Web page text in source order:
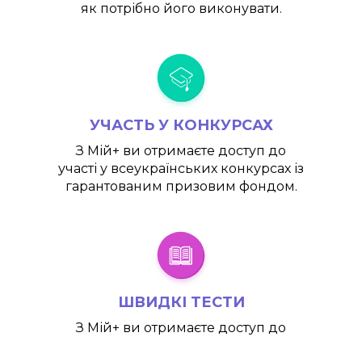
як потрібно його виконувати.
УЧАСТЬ У КОНКУРСАХ
З Мій+ ви отримаєте доступ до
участі у всеукраїнських конкурсах із
гарантованим призовим фондом.
ШВИДКІ ТЕСТИ
З Мій+ ви отримаєте доступ до